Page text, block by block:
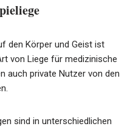
den Körper und Geist ist
von Liege für medizinische
auch private Nutzer von den
sind in unterschiedlichen